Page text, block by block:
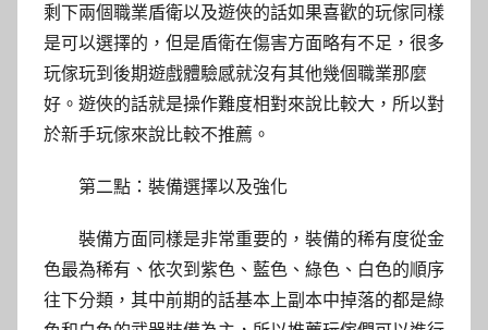
剩下兩個職業盾衛以及遊俠的話如果喜歡的玩傢同樣
是可以選擇的，但是盾衛在傷害方面略有不足，很多
玩傢玩到後期遊戲體驗感就沒有其他幾個職業那麼
好。遊俠的話就是操作難度相對來說比較大，所以對
於新手玩傢來說比較不推薦。
第二點：裝備選擇以及強化
裝備方面同樣是非常重要的，裝備的稀有度從金
色最為稀有、依次到紫色、藍色、綠色、白色的順序
往下分類，其中前期的話基本上副本中掉落的都是綠